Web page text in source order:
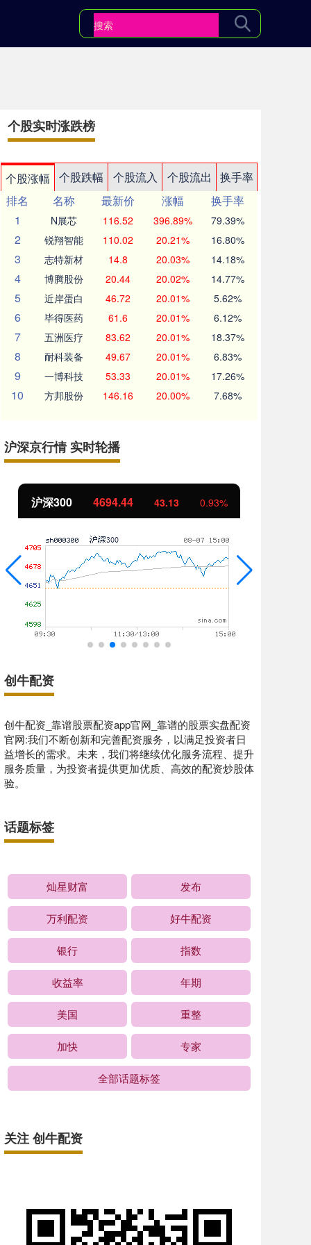
个股实时涨跌榜
个股涨幅 个股跌幅 个股流入 个股流出
换手率
排名
名称 最新价 涨幅
换手率
1
N展芯 116.52 396.89% 79.39%
2 锐翔智能 110.02 20.21% 16.80%
3 志特新材 14.8 20.03% 14.18%
4 博腾股份 20.44 20.02% 14.77%
5 近岸蛋白 46.72 20.01% 5.62%
6 毕得医药 61.6 20.01% 6.12%
7 五洲医疗 83.62 20.01% 18.37%
8 耐科装备 49.67 20.01% 6.83%
9 一博科技 53.33 20.01% 17.26%
10 方邦股份 146.16 20.00% 7.68%
沪深京行情 实时轮播
沪深300 4694.44 43.13 0.93%
创牛配资
创牛配资_靠谱股票配资app官网_靠谱的股票实盘配资
官网:我们不断创新和完善配资服务，以满足投资者日
益增长的需求。未来，我们将继续优化服务流程、提升
服务质量，为投资者提供更加优质、高效的配资炒股体
验。
话题标签
灿星财富 发布
万利配资 好牛配资
银行 指数
收益率 年期
美国 重整
加快 专家
全部话题标签
关注 创牛配资